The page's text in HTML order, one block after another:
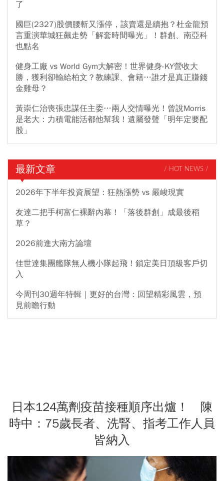
了
國巨(2327)股價腰斬又漲停，該賣還是續抱？杜金龍預
言重演華城狂飆走勢「解套時間曝光」！群創、南亞科
也點名
健身工廠 vs World Gym大解密！世界健身-KY營收大
勝，獲利卻輸給柏文？教練課、會籍…誰才是真正賺錢
金雞母？
黃崇仁治喪張忠謀任主委…兩人交情曝光！曾說Morris
是老大：力積電能活都他幫我！遺屬發聲「明年定要配
股」
最新文章 / HOT NEWS /
2026年下半年投資展望：狂熱漲勢 vs 嚴峻現實
友達二把手柯富仁裸辭內幕！「落後群創」成最後稻
草？
2026前進大南方論壇
佳世達集團艦隊無人機小隊起飛！鎖定美日頂級客戶切
入
今周刊30週年特輯｜更好的台灣：回望精彩風雲，預
見前瞻行動
日本124萬劑疫苗接種順序出爐！ 陳
時中：75歲長者、洗腎、指考工作人員
皆納入